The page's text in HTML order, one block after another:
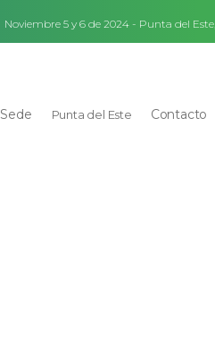
Noviembre 5 y 6 de 2024 - Punta del
Sede Punta del Este Contacto